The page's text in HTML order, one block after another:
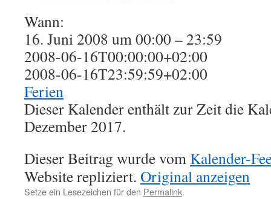
Wann:
16. Juni 2008 um 00:00 – 23:59
2008-06-16T00:00:00+02:00
2008-06-16T23:59:59+02:00
Ferien
Dieser Kalender enthält zur Zeit die
Dezember 2017.
Dieser Beitrag wurde vom Kalender-
Website repliziert. Original anzeigen
Setze ein Lesezeichen für den Permalink.